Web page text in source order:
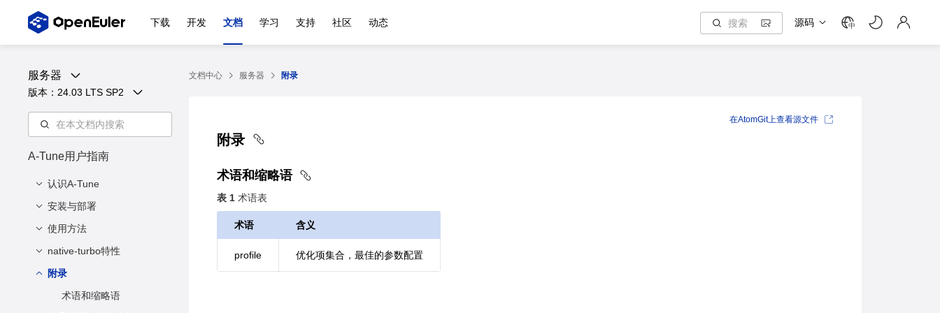
下载 开发 文档 学习 支持 社区 动态 源码 中
服务器
版本： 24.03 LTS SP2
A-Tune用户指南
认识A-Tune
简介
架构
支持特性与业务模型
安装与部署
软硬件要求
环境准备
安装A-Tune
部署A-Tune
使用方法
总体说明
查询负载类型
分析负载类型并自优化
native-turbo特性
简介
使用方法
附录
术语和缩略语
文档中心 服务器 附录
附录
术语和缩略语
表 1 术语表
术语 含义
profile 优化项集合，最佳的参数配置
在AtomGit上查看源文件